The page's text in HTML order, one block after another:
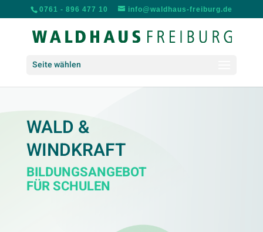
0761 - 896 477 10 info@waldhaus-freiburg.de
Seite wählen
WALD &
WINDKRAFT
BILDUNGSANGEBOT
FÜR SCHULEN